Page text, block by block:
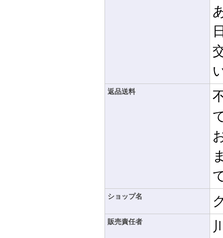
返品送料
ショップ名
販売責任者